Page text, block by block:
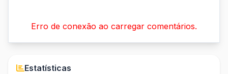
Erro de conexão ao carregar comentários.
Estatísticas